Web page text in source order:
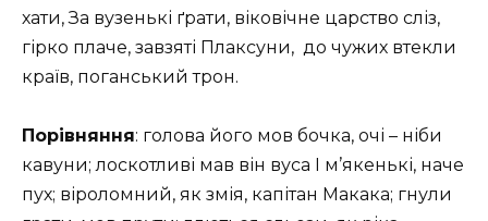
хати, За вузенькі ґрати, віковічне царство сліз,
гірко плаче, завзяті Плаксуни, до чужих втекли
країв, поганський трон.
Порівняння: голова його мов бочка, очі – ніби
кавуни; лоскотливі мав він вуса І м’якенькі, наче
пух; віроломний, як змія, капітан Макака; гнули